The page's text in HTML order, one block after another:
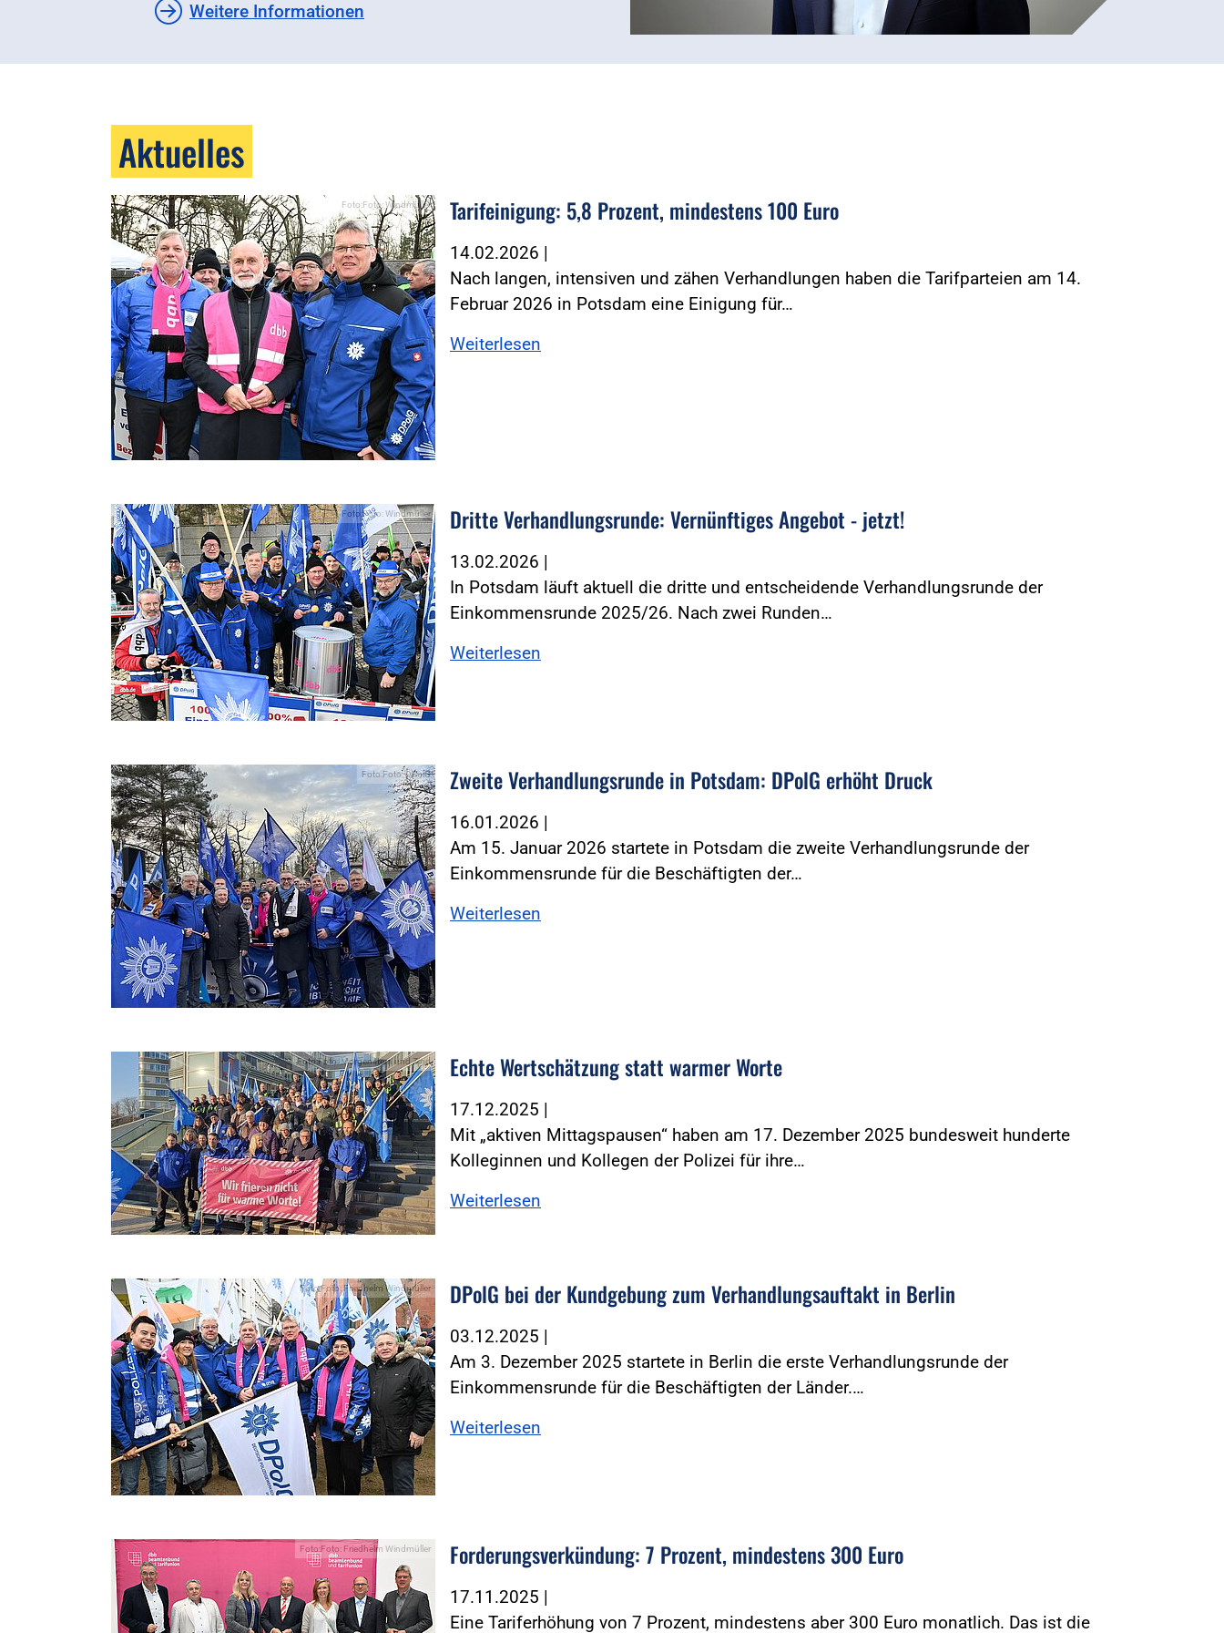
Weitere Informationen
Aktuelles
Foto:Foto: Windmüller Tarifeinigung: 5,8 Prozent, mindestens 100 Euro
14.02.2026 |
Nach langen, intensiven und zähen Verhandlungen haben die Tarifparteien am 14.
Februar 2026 in Potsdam eine Einigung für…
Weiterlesen
Foto:Foto: Windmüller Dritte Verhandlungsrunde: Vernünftiges Angebot - jetzt!
13.02.2026 |
In Potsdam läuft aktuell die dritte und entscheidende Verhandlungsrunde der
Einkommensrunde 2025/26. Nach zwei Runden…
Weiterlesen
Foto:Foto: DPolG Zweite Verhandlungsrunde in Potsdam: DPolG erhöht Druck
16.01.2026 |
Am 15. Januar 2026 startete in Potsdam die zweite Verhandlungsrunde der
Einkommensrunde für die Beschäftigten der…
Weiterlesen
Foto:Foto: Morgenstern und Zind Echte Wertschätzung statt warmer Worte
17.12.2025 |
Mit „aktiven Mittagspausen“ haben am 17. Dezember 2025 bundesweit hunderte
Kolleginnen und Kollegen der Polizei für ihre…
Weiterlesen
Foto:Foto: Friedhelm Windmüller DPolG bei der Kundgebung zum Verhandlungsauftakt in Berlin
03.12.2025 |
Am 3. Dezember 2025 startete in Berlin die erste Verhandlungsrunde der
Einkommensrunde für die Beschäftigten der Länder.…
Weiterlesen
Foto:Foto: Friedhelm Windmüller Forderungsverkündung: 7 Prozent, mindestens 300 Euro
17.11.2025 |
Eine Tariferhöhung von 7 Prozent, mindestens aber 300 Euro monatlich. Das ist die